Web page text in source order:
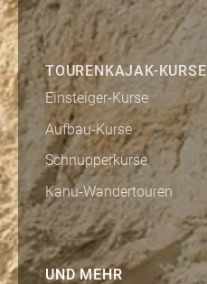
TOURENKAJAK-KURSE
Einsteiger-Kurse
Aufbau-Kurse
Schnupperkurse
Kanu-Wandertouren
UND MEHR